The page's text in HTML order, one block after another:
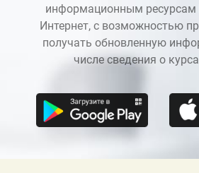
информационным ресурсам
Интернет, с возможностью
получать обновленную
числе сведения о